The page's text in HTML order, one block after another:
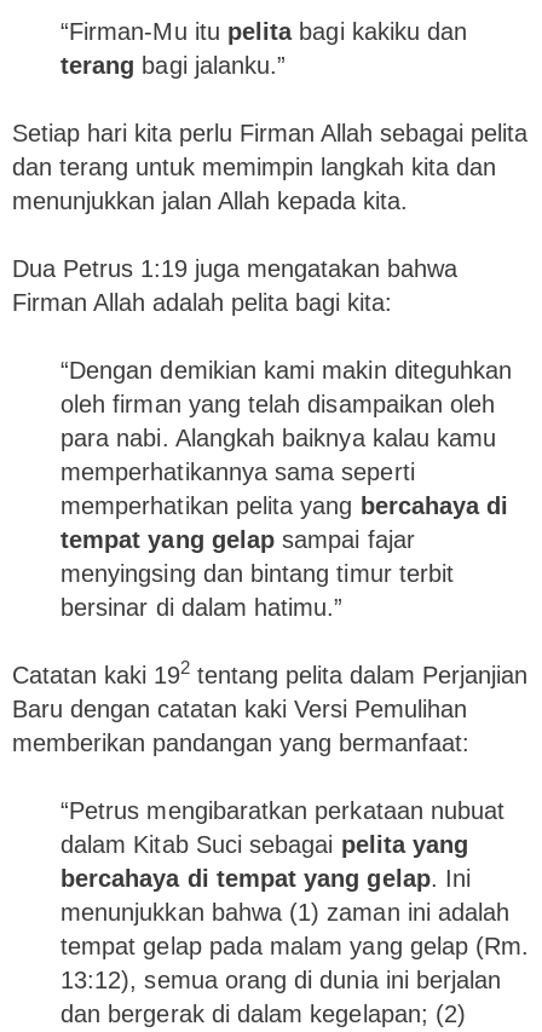
“Firman-Mu itu pelitabagi kakiku dan
terang bagi jalanku.”
Setiap hari kita perlu Firman Allah sebagai pelita
dan terang untuk memimpin langkah kita dan
menunjukkan jalan Allah kepada kita.
Dua Petrus 1:19 juga mengatakan bahwa
Firman Allah adalah pelita bagi kita:
“Dengan demikian kami makin diteguhkan
oleh firman yang telah disampaikan oleh
para nabi. Alangkah baiknya kalau kamu
memperhatikannya sama seperti
memperhatikan pelita yang bercahaya di
tempat yang gelap sampai fajar
menyingsing dan bintang timur terbit
bersinar di dalam hatimu.”
Catatan kaki 192 tentang pelita dalam Perjanjian
Baru dengan catatan kaki Versi Pemulihan
memberikan pandangan yang bermanfaat:
“Petrus mengibaratkan perkataan nubuat
dalam Kitab Suci sebagai pelita yang
bercahaya di tempat yang gelap. Ini
menunjukkan bahwa (1) zaman ini adalah
tempat gelap pada malam yang gelap (Rm.
13:12), semua orang di dunia ini berjalan
dan bergerak di dalam kegelapan; (2)